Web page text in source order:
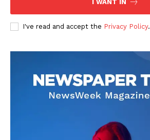
I WANT IN
I've read and accept the Privacy Policy.